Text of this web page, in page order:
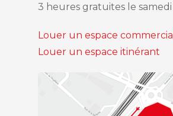
3 heures gratuites le samedi
Louer un espace commercial
Louer un espace itinérant